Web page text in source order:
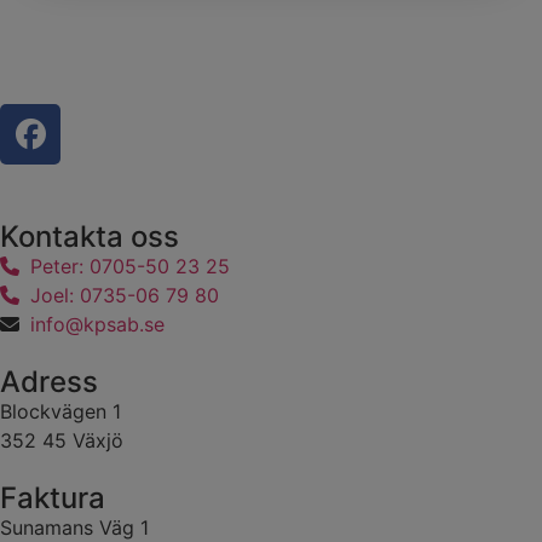
Kontakta oss
Peter: 0705-50 23 25
Joel: 0735-06 79 80
info@kpsab.se
Adress
Blockvägen 1
352 45 Växjö
Faktura
Sunamans Väg 1